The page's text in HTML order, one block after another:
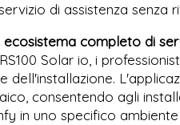
di assistenza senza
ecosistema completo di
Solar io, i
dell'installazione.
consentendo agli
in uno specifico